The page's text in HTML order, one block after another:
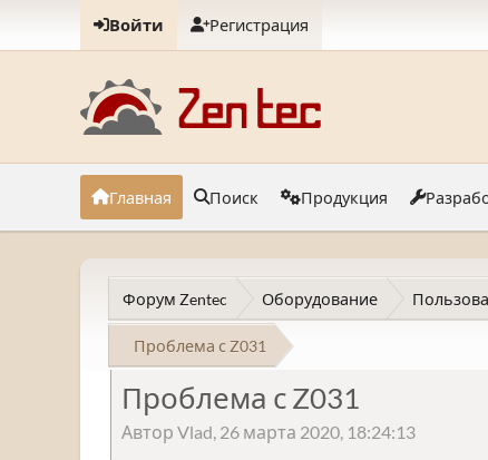
Войти Регистрация
Главная Поиск Продукция
Форум Zentec Оборудование
Проблема с Z031
Проблема с Z031
Автор Vlad, 26 марта 2020, 18:24:13